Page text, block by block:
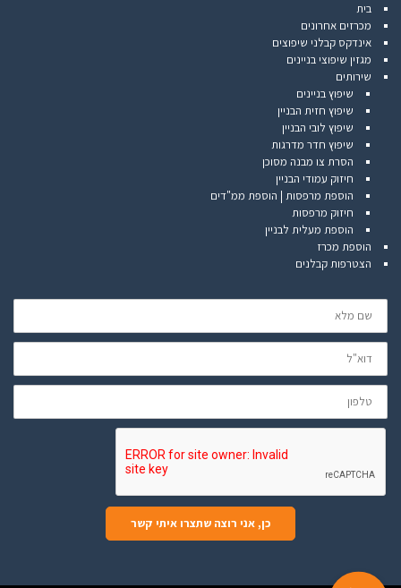
c
e
b
o
o
t
t
e
r
g
l
e
בית
מכרזים אחרונים
אינדקס קבלני שיפוצים
מגזין שיפוצי בניינים
שירותים
שיפוץ בניינים
שיפוץ חזית הבניין
שיפוץ לובי הבניין
שיפוץ חדר מדרגות
הסרת צו מבנה מסוכן
חיזוק עמודי הבניין
הוספת מרפסות | הוספת ממ"דים
חיזוק מרפסות
הוספת מעלית לבניין
הוספת מכרז
הצטרפות קבלנים
שם
מלא
דוא"ל
טלפון
כן, אני רוצה שתצרו איתי קשר